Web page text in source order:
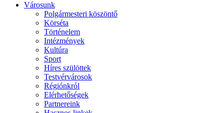
Városunk
Polgármesteri köszöntő
Körséta
Történelem
Intézmények
Kultúra
Sport
Híres szülöttek
Testvérvárosok
Régiónkról
Elérhetőségek
Partnereink